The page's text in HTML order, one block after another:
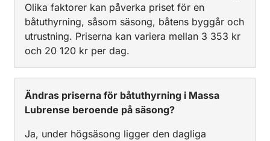
Olika faktorer kan påverka priset för en
båtuthyrning, såsom säsong, båtens byggår och
utrustning. Priserna kan variera mellan 3 353 kr
och 20 120 kr per dag.
Ändras priserna för båtuthyrning i Massa
Lubrense beroende på säsong?
Ja, under högsäsong ligger den dagliga